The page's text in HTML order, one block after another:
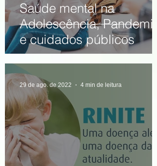
Saúde mental na
Adolescência, Pandemia
e cuidados públicos
29 de ago. de 2022 4 min de leitura